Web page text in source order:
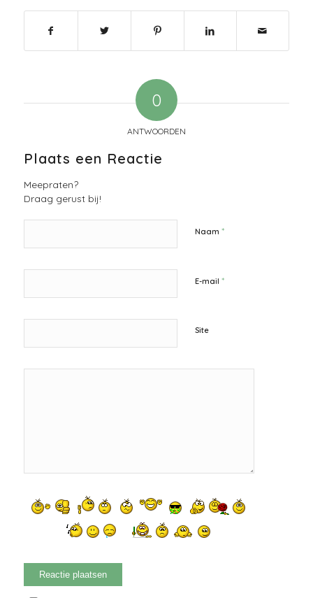
0
ANTWOORDEN
Plaats een Reactie
Meepraten?
Draag gerust bij!
Naam *
E-mail *
Site